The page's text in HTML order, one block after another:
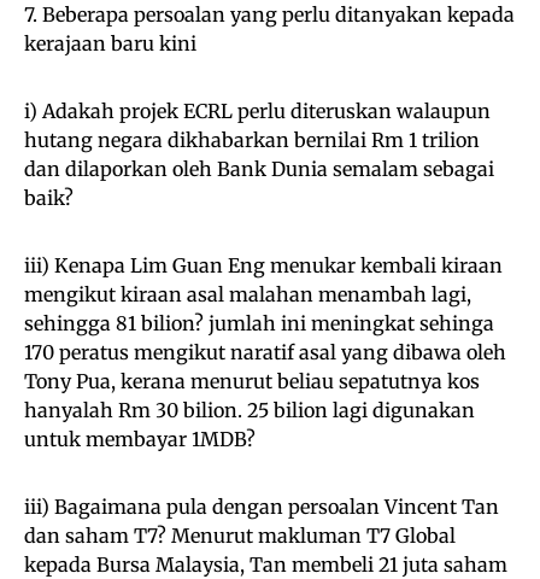
7. Beberapa persoalan yang perlu ditanyakan kepada
kerajaan baru kini
i) Adakah projek ECRL perlu diteruskan walaupun
hutang negara dikhabarkan bernilai Rm 1 trilion
dan dilaporkan oleh Bank Dunia semalam sebagai
baik?
iii) Kenapa Lim Guan Eng menukar kembali kiraan
mengikut kiraan asal malahan menambah lagi,
sehingga 81 bilion? jumlah ini meningkat sehinga
170 peratus mengikut naratif asal yang dibawa oleh
Tony Pua, kerana menurut beliau sepatutnya kos
hanyalah Rm 30 bilion. 25 bilion lagi digunakan
untuk membayar 1MDB?
iii) Bagaimana pula dengan persoalan Vincent Tan
dan saham T7? Menurut makluman T7 Global
kepada Bursa Malaysia, Tan membeli 21 juta saham